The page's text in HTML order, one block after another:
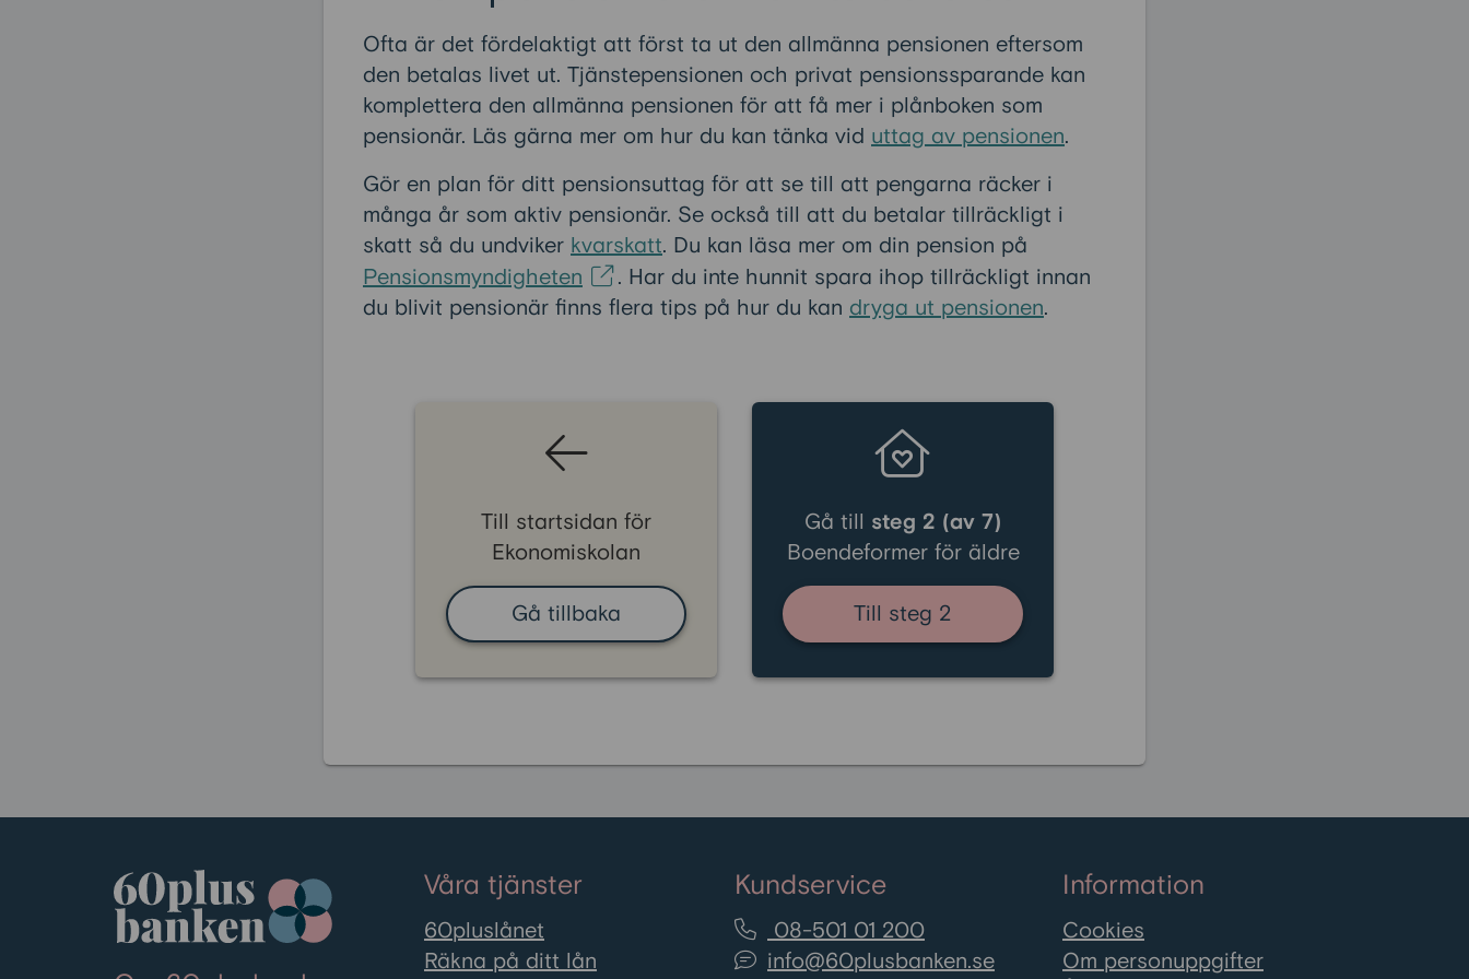
Ofta är det fördelaktigt att först ta ut den allmänna pensionen eftersom
den betalas livet ut. Tjänstepensionen och privat pensionssparande kan
komplettera den allmänna pensionen för att få mer i plånboken som
pensionär. Läs gärna mer om hur du kan tänka vid uttag av pensionen.
Gör en plan för ditt pensionsuttag för att se till att pengarna räcker i
många år som aktiv pensionär. Se också till att du betalar tillräckligt i
skatt så du undviker kvarskatt. Du kan läsa mer om din pension på
Pensionsmyndigheten
. Har du inte hunnit spara ihop tillräckligt innan
du blivit pensionär finns flera tips på hur du kan dryga ut pensionen.
Till startsidan för
Ekonomiskolan
Gå tillbaka
Gå till steg 2 (av 7)
Boendeformer för äldre
Till steg 2
Våra tjänster
60pluslånet
Räkna på ditt lån
Kundservice
08-501 01 200
info@60plusbanken.se
Information
Cookies
Om personuppgifter